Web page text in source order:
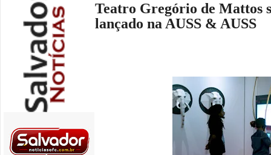
Teatro Gregório de Mattos
lançado na AUSS & AUSS